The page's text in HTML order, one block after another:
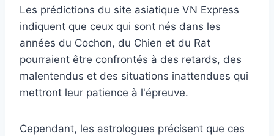
Les prédictions du site asiatique VN Express
indiquent que ceux qui sont nés dans les
années du Cochon, du Chien et du Rat
pourraient être confrontés à des retards, des
malentendus et des situations inattendues qui
mettront leur patience à l'épreuve.
Cependant, les astrologues précisent que ces